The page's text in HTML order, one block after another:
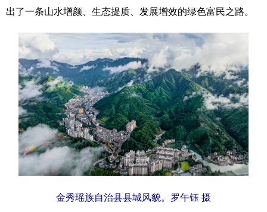
台湾 思客智库 全球连线 教育
科技 科普 体育 文化
健康 军事 访谈
图片 中央文件 金融 汽车
食品 人居 信息化 乡村振兴
溯源中国 城市 旅游 能源
会展 彩票 娱乐 时尚
上市公司 文化产业
出了一条山水增颜、生态提质、发展增效的绿色富民之路。
金秀瑶族自治县县城风貌。罗午钰 摄